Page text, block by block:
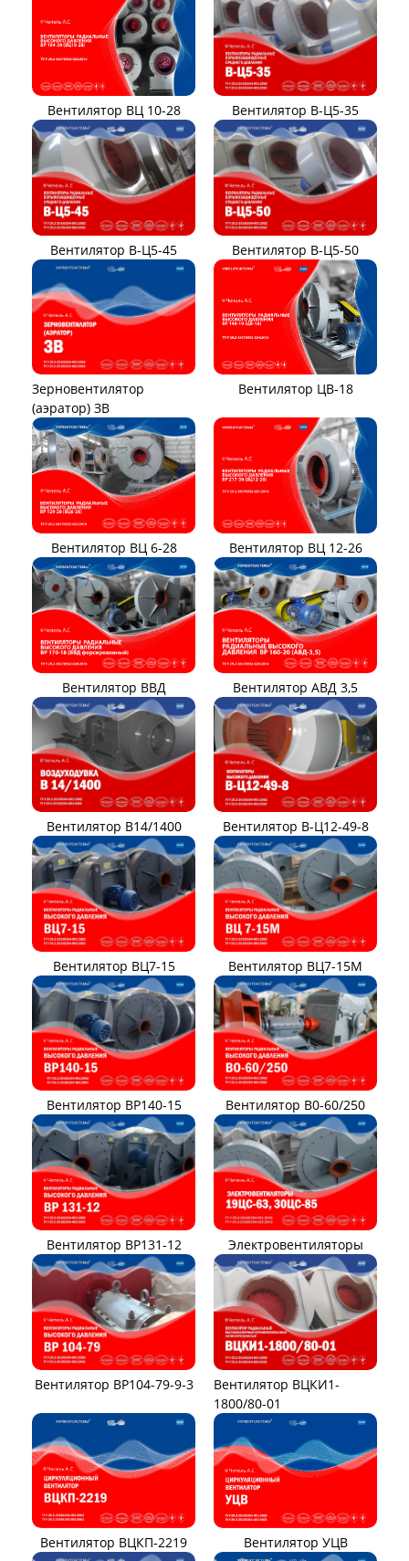
Вентилятор ВЦ 10-28 Вентилятор В-Ц5-35
Вентилятор В-Ц5-45 Вентилятор В-Ц5-50
Зерновентилятор
(аэратор) ЗВ
Вентилятор ЦВ-18
Вентилятор ВЦ 6-28 Вентилятор ВЦ 12-26
Вентилятор ВВД Вентилятор АВД 3,5
Вентилятор В14/1400 Вентилятор В-Ц12-49-8
Вентилятор ВЦ7-15 Вентилятор ВЦ7-15М
Вентилятор ВР140-15 Вентилятор В0-60/250
Вентилятор ВР131-12 Электровентиляторы
Вентилятор ВР104-79-9-3
Вентилятор ВЦКИ1-
1800/80-01
Вентилятор ВЦКП-2219 Вентилятор УЦВ